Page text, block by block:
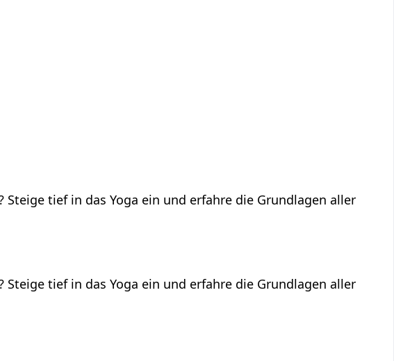
tief in das Yoga ein und erfahre die Grundlagen aller
tief in das Yoga ein und erfahre die Grundlagen aller